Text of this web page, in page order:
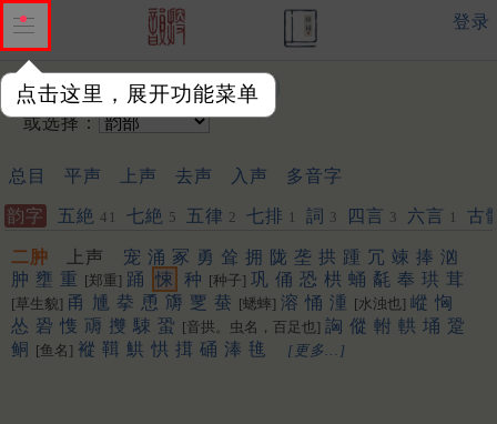
点击这里，展开功能菜单
登录
输入韵字：
或选择：
总目 平声 上声 去声 入声 多音字
韵字 五絶 41 七絶 5 五律 2 七排 1 詞 3 四言 3 六言 1 古
二肿 上声 宠 涌 冢 勇 耸 拥 陇 垄 拱 踵 冗 竦 捧 汹
肿 壅 重 [郑重] 踊 悚 种 [种子] 巩 俑 恐 栱 蛹 氄 奉 珙 茸
[草生貌] 甬 尰 拲 恿 䢇 覂 蛬 [蟋蟀] 溶 悀 湩 [水浊也] 嵷 恟
怂 䂬 愯 䢆 㩳 駷 蛩 [音拱。虫名，百足也] 詾 傱 軵 輁 埇 跫
鲖 [鱼名] 䙕 䩸 䱋 㤨 搑 硧 淎 㲝 [更多…]